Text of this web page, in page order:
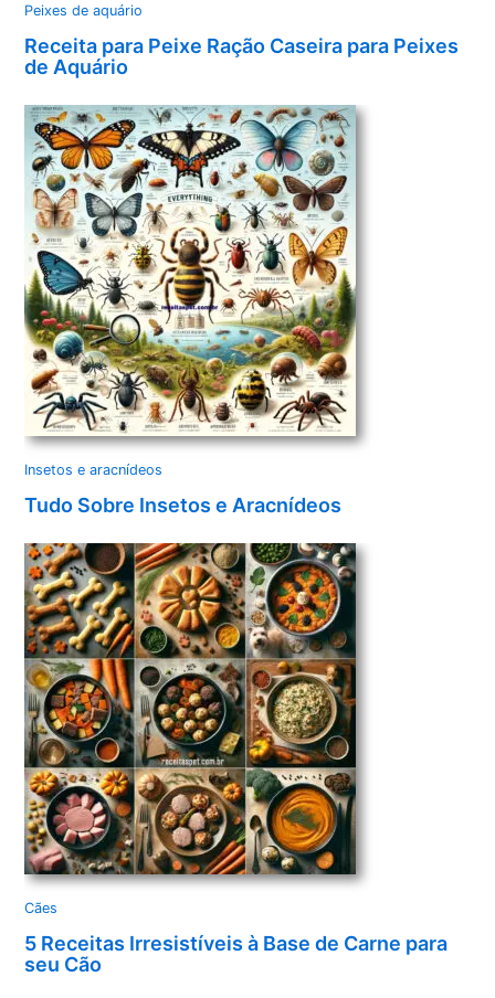
Peixes de aquário
Receita para Peixe Ração Caseira para Peixes
de Aquário
Insetos e aracnídeos
Tudo Sobre Insetos e Aracnídeos
Cães
5 Receitas Irresistíveis à Base de Carne para
seu Cão